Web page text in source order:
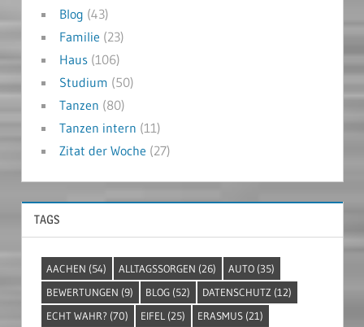
Blog (43)
Familie (23)
Haus(106)
Studium (50)
Tanzen (80)
Tanzen intern (11)
Zitat der Woche (27)
TAGS
AACHEN (54) ALLTAGSSORGEN (26) AUTO (35)
BEWERTUNGEN (9) BLOG (52) DATENSCHUTZ (12)
ECHT WAHR? (70) EIFEL (25) ERASMUS (21)